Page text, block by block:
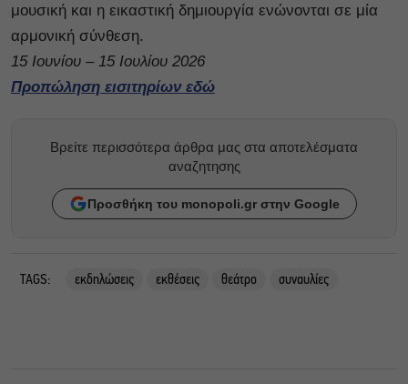
μουσική και η εικαστική δημιουργία ενώνονται σε μία
αρμονική σύνθεση.
15 Ιουνίου – 15 Ιουλίου 2026
Προπώληση εισιτηρίων εδώ
Βρείτε περισσότερα άρθρα μας στα αποτελέσματα
αναζητησης
Προσθήκη του monopoli.gr στην Google
TAGS: εκδηλώσεις εκθέσεις θεάτρο συναυλίες